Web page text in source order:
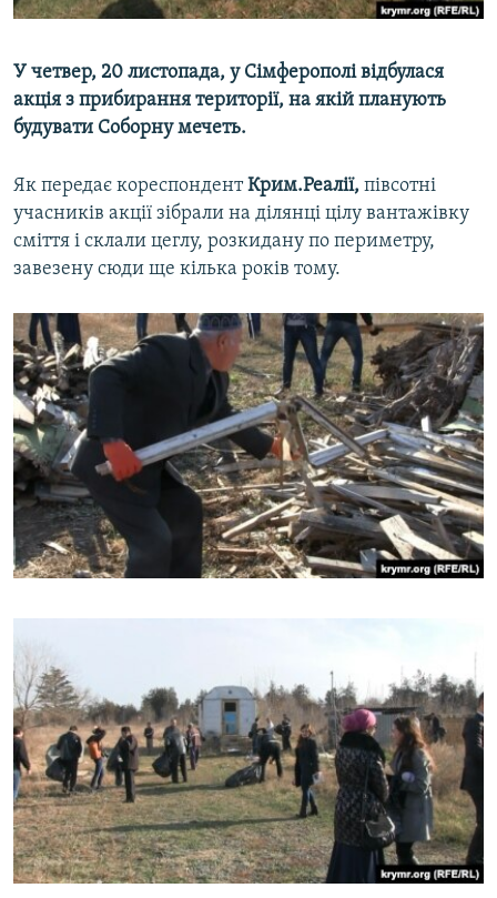
УКРАЇНСЬКА ПРОБЛЕМА КРИМУ
У четвер, 20 листопада, у Сімферополі відбулася
акція з прибирання території, на якій планують
будувати Соборну мечеть.
Як передає кореспондентКрим.Реалії, півсотні
учасників акції зібрали на ділянці цілу вантажівку
сміття і склали цеглу, розкидану по периметру,
завезену сюди ще кілька років тому.